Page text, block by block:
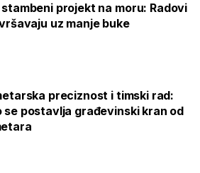
projekt na moru: Radovi
uz manje buke
preciznost i timski rad:
se postavlja građevinski kran od